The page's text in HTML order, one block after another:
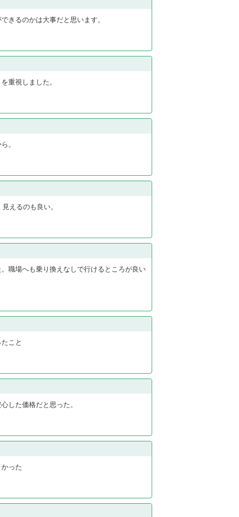
きるのかは大事だと思います。
重視しました。
。
えるのも良い。
職場へも乗り換えなしで行けるところが良い
こと
した価格だと思った。
った